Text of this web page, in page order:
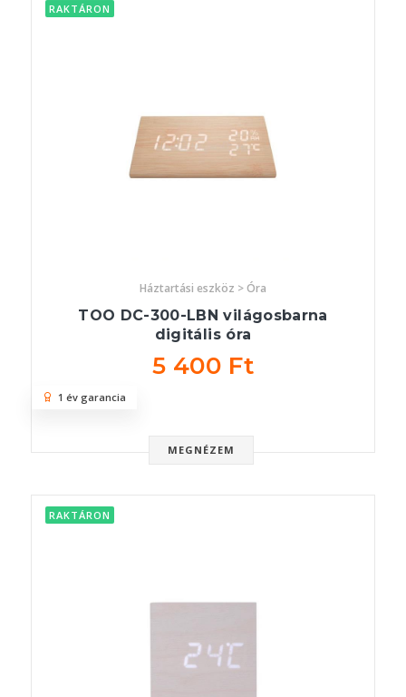
RAKTÁRON
Háztartási eszköz > Óra
TOO DC-300-LBN világosbarna
digitális óra
5 400 Ft
MEGNÉZEM
1 év garancia
RAKTÁRON